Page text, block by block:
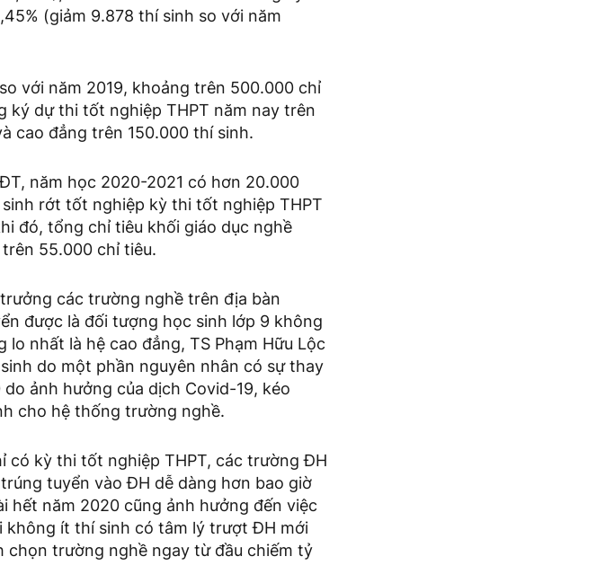
(giảm 9.878 thí sinh so với năm
với năm 2019, khoảng trên 500.000 chỉ
ký dự thi tốt nghiệp THPT năm nay trên
cao đẳng trên 150.000 thí sinh.
năm học 2020-2021 có hơn 20.000
rớt tốt nghiệp kỳ thi tốt nghiệp THPT
đó, tổng chỉ tiêu khối giáo dục nghề
55.000 chỉ tiêu.
các trường nghề trên địa bàn
được là đối tượng học sinh lớp 9 không
nhất là hệ cao đẳng, TS Phạm Hữu Lộc
do một phần nguyên nhân có sự thay
ảnh hưởng của dịch Covid-19, kéo
cho hệ thống trường nghề.
có kỳ thi tốt nghiệp THPT, các trường ĐH
tuyển vào ĐH dễ dàng hơn bao giờ
hết năm 2020 cũng ảnh hưởng đến việc
không ít thí sinh có tâm lý trượt ĐH mới
trường nghề ngay từ đầu chiếm tỷ